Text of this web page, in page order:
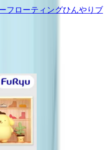
フローティングひんやりブ